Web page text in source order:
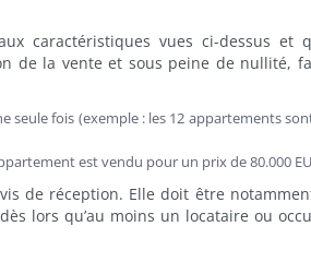
caractéristiques vues ci-dessus et
de la vente et sous peine de nullité,
seule fois (exemple : les 12 appartements
est vendu pour un prix de 80.000
de réception. Elle doit être
lors qu’au moins un locataire ou